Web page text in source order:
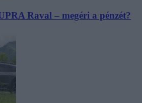
Raval – megéri a pénzét?